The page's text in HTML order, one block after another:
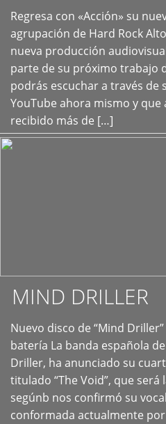
Regresa con «Acción» su
agrupación de Hard Rock
nueva producción
parte de su próximo trabajo
podrás escuchar a través de
YouTube ahora mismo y
recibido más de […]
MIND DRILLER
Nuevo disco de “Mind
batería La banda española
Driller, ha anunciado su
titulado “The Void”, que
segúnb nos confirmó su
conformada actualmente por